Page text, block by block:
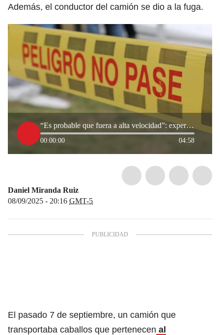
Además, el conductor del camión se dio a la fuga.
“Es probable que fuera a alta velocidad”: experto tras accidente de camión con caballos del ‘Tino’
00:00:00 04:58
Daniel Miranda Ruiz
08/09/2025 - 20:16 GMT-5
El pasado 7 de septiembre, un camión que
transportaba caballos que pertenecen al